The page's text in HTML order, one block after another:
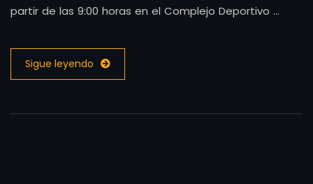
partir de las 9:00 horas en el Complejo Deportivo …
Sigue leyendo